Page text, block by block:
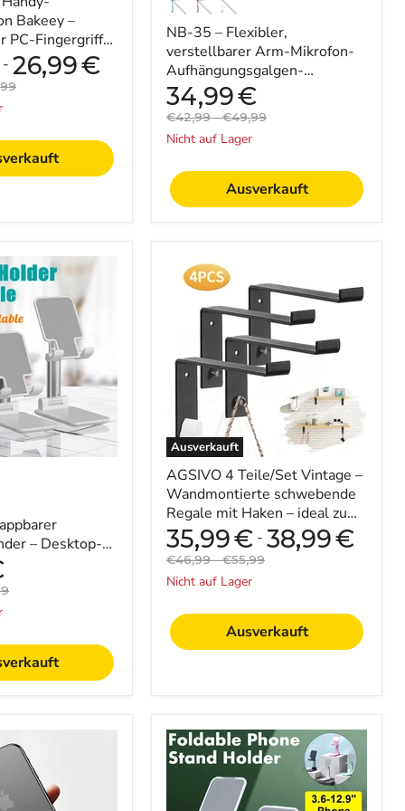
Bakeey –
PC-Fingergriff
– ideal
...
- 26,99€
Einsatz
NB-35 – Flexibler,
verstellbarer Arm-Mikrofon-
Aufhängungsgalgen-
Scherenständer – ideal für den
Desktop-Einsatz
Aktueller
Preis
34,99€
Originalpreis
€42,99 -Originalpreis
€49,99
Nicht auf Lager
Ausverkauft
– Desktop-
Halterung,
iPad Air,
Ausverkauft
AGSIVO
Teile/Set
Vintage
Wandmontierte
schwebende
Regale
ideal
zum
platzsparenden
Präsentieren
von
Sammlerstücken
AGSIVO 4 Teile/Set Vintage –
Wandmontierte schwebende
Regale mit Haken – ideal zum
platzsparenden Präsentieren
von Sa...
35,99€ - 38,99€
Originalpreis
€46,99 -Originalpreis
€55,99
Nicht auf Lager
Ausverkauft
CCT4
Universeller
zusammenklappbarer
Teleskopständer